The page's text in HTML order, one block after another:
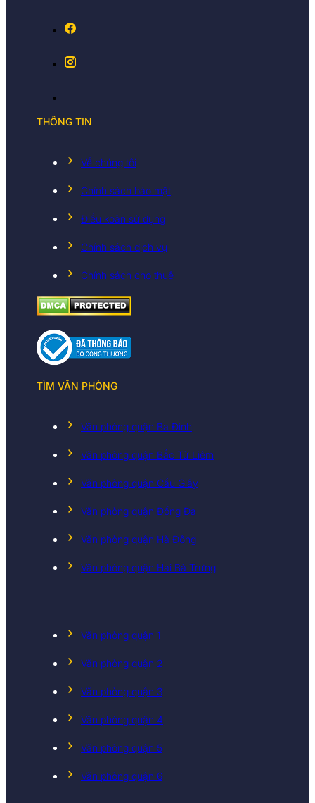
THÔNG TIN
Về chúng tôi
Chính sách bảo mật
Điều koản sử dụng
Chính sách dịch vụ
Chính sách cho thuê
TÌM VĂN PHÒNG
Văn phòng quận Ba Đình
Văn phòng quận Bắc Từ Liêm
Văn phòng quận Cầu Giấy
Văn phòng quận Đống Đa
Văn phòng quận Hà Đông
Văn phòng quận Hai Bà Trưng
Văn phòng quận 1
Văn phòng quận 2
Văn phòng quận 3
Văn phòng quận 4
Văn phòng quận 5
Văn phòng quận 6